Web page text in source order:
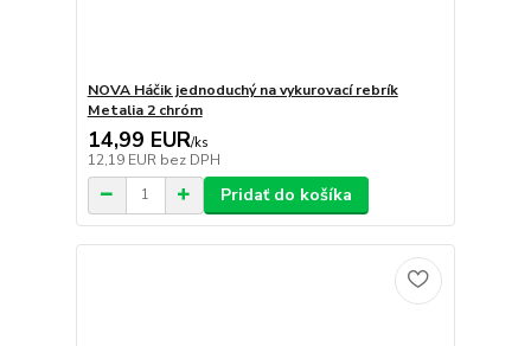
NOVA Háčik jednoduchý na vykurovací rebrík
Metalia 2 chróm
14,99 EUR/ks
12,19 EUR bez DPH
Pridať do košíka